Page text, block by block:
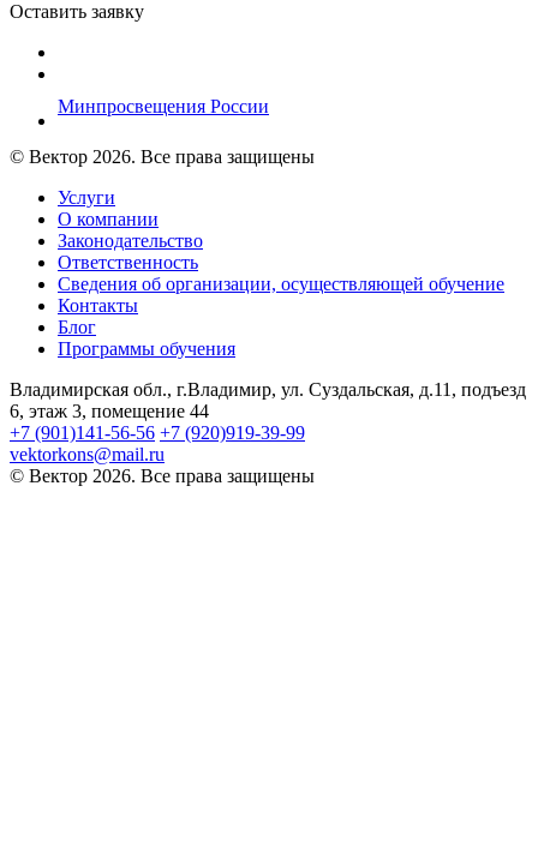
Оставить заявку
Минпросвещения России
© Вектор 2026. Все права защищены
Услуги
О компании
Законодательство
Ответственность
Сведения об организации, осуществляющей обучение
Контакты
Блог
Программы обучения
Владимирская обл., г.Владимир, ул. Суздальская, д.11, подъезд
6, этаж 3, помещение 44
+7 (901)141-56-56 +7 (920)919-39-99
vektorkons@mail.ru
© Вектор 2026. Все права защищены